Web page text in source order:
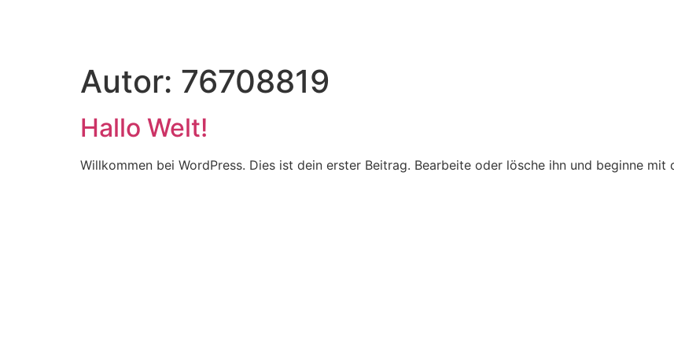
Autor: 76708819
Hallo Welt!
Willkommen bei WordPress. Dies ist dein erster Beitrag. Bearbeite oder lösche ihn und beginne mit